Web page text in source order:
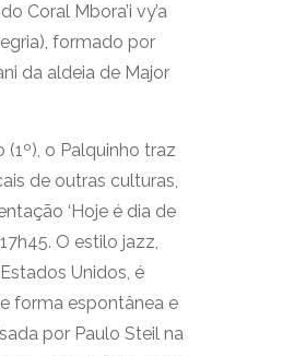
Coral Mbora’i vy’a
formado por
da aldeia de Major
o Palquinho traz
de outras culturas,
‘Hoje é dia de
O estilo jazz,
Unidos, é
forma espontânea e
por Paulo Steil na